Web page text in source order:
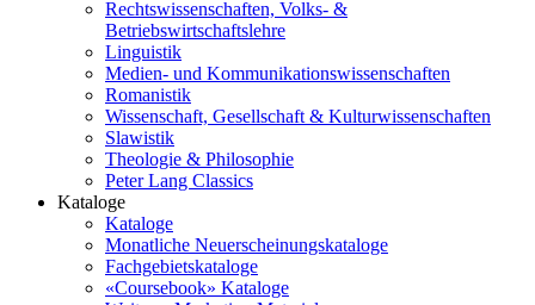
Rechtswissenschaften, Volks- &
Betriebswirtschaftslehre
Linguistik
Medien- und Kommunikationswissenschaften
Romanistik
Wissenschaft, Gesellschaft & Kulturwissenschaften
Slawistik
Theologie & Philosophie
Peter Lang Classics
Kataloge
Kataloge
Monatliche Neuerscheinungskataloge
Fachgebietskataloge
«Coursebook» Kataloge